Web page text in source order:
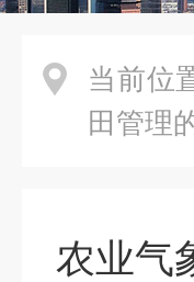
当前位
田管理
农业气